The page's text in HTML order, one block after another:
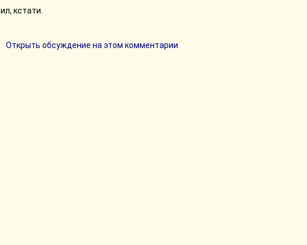
кстати.
Открыть обсуждение на этом комментарии